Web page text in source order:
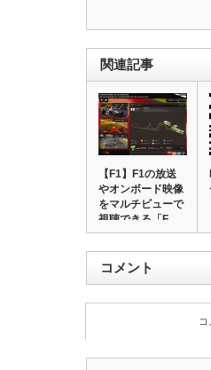
関連記事
【F1】F1の放送
やオンボード映像
をマルチビューで
視聴できる「F…
コメント